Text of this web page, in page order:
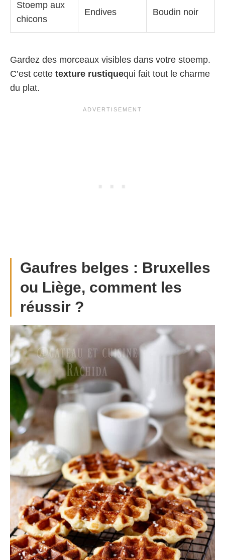
Stoemp aux
chicons
Endives Boudin noir
Gardez des morceaux visibles dans votre stoemp.
C’est cette texture rustiquequi fait tout le charme
du plat.
Gaufres belges : Bruxelles
ou Liège, comment les
réussir ?